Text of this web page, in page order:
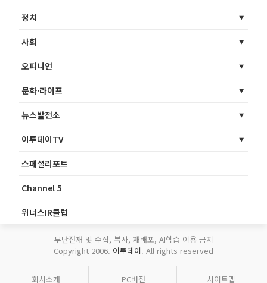
정치
사회
오피니언
문화·라이프
뉴스발전소
이투데이TV
스페셜리포트
Channel 5
위너스IR클럽
무단전재 및 수집, 복사, 재배포, AI학습 이용 금지
Copyright 2006. 이투데이. All rights reserved
회사소개 PC버전 사이트맵